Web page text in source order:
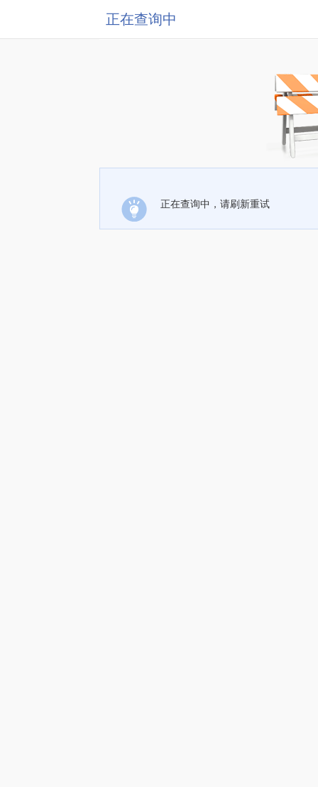
正在查询中
正在查询中，请刷新重试